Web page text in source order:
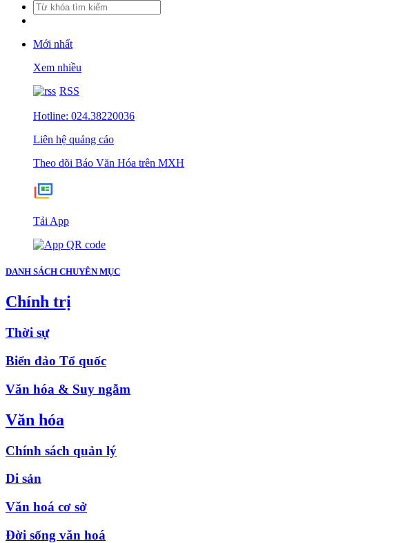
Mới nhất
Xem nhiều
RSS
Hotline: 024.38220036
Liên hệ quảng cáo
Theo dõi Báo Văn Hóa trên MXH
Tải App
DANH SÁCH CHUYÊN MỤC
Chính trị
Thời sự
Biển đảo Tổ quốc
Văn hóa & Suy ngẫm
Văn hóa
Chính sách quản lý
Di sản
Văn hoá cơ sở
Đời sống văn hoá